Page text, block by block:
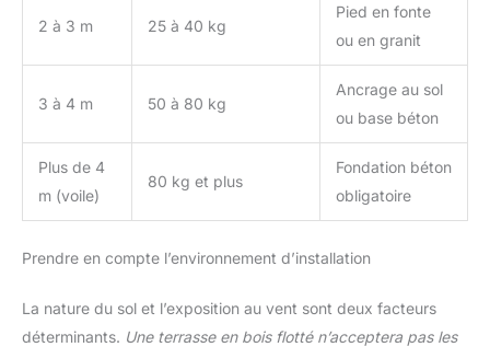
2 à 3 m 25 à 40 kg
Pied en fonte
ou en granit
3 à 4 m 50 à 80 kg
Ancrage au sol
ou base béton
Plus de 4
m (voile)
80 kg et plus
Fondation béton
obligatoire
Prendre en compte l’environnement d’installation
La nature du sol et l’exposition au vent sont deux facteurs
déterminants. Une terrasse en bois flotté n’acceptera pas les